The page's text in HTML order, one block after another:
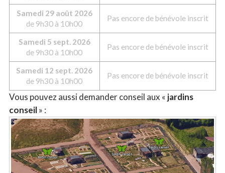
Samedi 29 août 2026
de 9h30 à 10h00
Pas encore de bénévole inscrit
Samedi 5 sept. 2026
de 9h30 à 10h00
Pas encore de bénévole inscrit
Samedi 12 sept. 2026
de 9h30 à 10h00
Pas encore de bénévole inscrit
Vous pouvez aussi demander conseil aux « jardins
conseil» :